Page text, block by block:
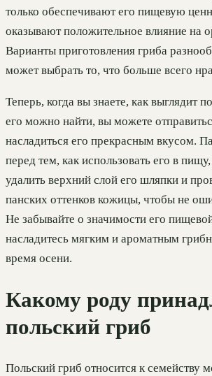
только обеспечивают его пищевую
оказывают положительное влияние на
Варианты приготовления гриба
может выбрать то, что больше всего
Теперь, когда вы знаете, как выглядит
его можно найти, вы можете
насладиться его прекрасным вкусом.
перед тем, как использовать его в
удалить верхний слой его шляпки и
панских оттенков кожицы, чтобы не
Не забывайте о значимости его
насладитесь мягким и ароматным
время осени.
Какому роду
польский гриб
Польский гриб относится к семейству